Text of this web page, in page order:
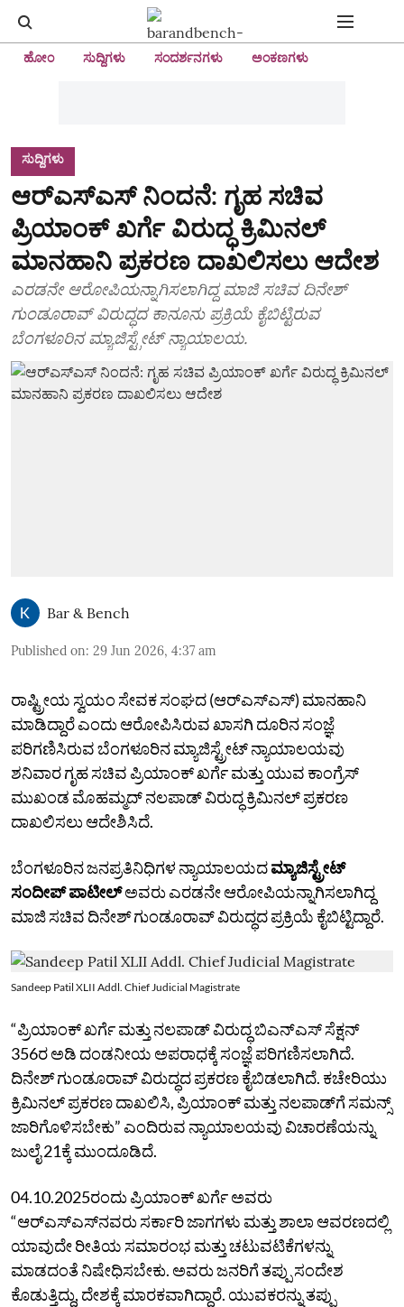
ಹೋಂ ಸುದ್ದಿಗಳು ಸಂದರ್ಶನಗಳು ಅಂಕಣಗಳು
ಸುದ್ದಿಗಳು
ಆರ್‌ಎಸ್‌ಎಸ್‌ ನಿಂದನೆ: ಗೃಹ ಸಚಿವ
ಪ್ರಿಯಾಂಕ್‌ ಖರ್ಗೆ ವಿರುದ್ಧ ಕ್ರಿಮಿನಲ್‌
ಮಾನಹಾನಿ ಪ್ರಕರಣ ದಾಖಲಿಸಲು ಆದೇಶ
ಎರಡನೇ ಆರೋಪಿಯನ್ನಾಗಿಸಲಾಗಿದ್ದ ಮಾಜಿ ಸಚಿವ ದಿನೇಶ್‌
ಗುಂಡೂರಾವ್‌ ವಿರುದ್ಧದ ಕಾನೂನು ಪ್ರಕ್ರಿಯೆ ಕೈಬಿಟ್ಟಿರುವ
ಬೆಂಗಳೂರಿನ ಮ್ಯಾಜಿಸ್ಟ್ರೇಟ್‌ ನ್ಯಾಯಾಲಯ.
Bar & Bench
Published on: 29 Jun 2026, 4:37 am
ರಾಷ್ಟ್ರೀಯ ಸ್ವಯಂ ಸೇವಕ ಸಂಘದ (ಆರ್‌ಎಸ್‌ಎಸ್‌) ಮಾನಹಾನಿ
ಮಾಡಿದ್ದಾರೆ ಎಂದು ಆರೋಪಿಸಿರುವ ಖಾಸಗಿ ದೂರಿನ ಸಂಜ್ಞೆ
ಪರಿಗಣಿಸಿರುವ ಬೆಂಗಳೂರಿನ ಮ್ಯಾಜಿಸ್ಟ್ರೇಟ್‌ ನ್ಯಾಯಾಲಯವು
ಶನಿವಾರ ಗೃಹ ಸಚಿವ ಪ್ರಿಯಾಂಕ್‌ ಖರ್ಗೆ ಮತ್ತು ಯುವ ಕಾಂಗ್ರೆಸ್‌
ಮುಖಂಡ ಮೊಹಮ್ಮದ್‌ ನಲಪಾಡ್‌ ವಿರುದ್ಧ ಕ್ರಿಮಿನಲ್‌ ಪ್ರಕರಣ
ದಾಖಲಿಸಲು ಆದೇಶಿಸಿದೆ.
ಬೆಂಗಳೂರಿನ ಜನಪ್ರತಿನಿಧಿಗಳ ನ್ಯಾಯಾಲಯದಮ್ಯಾಜಿಸ್ಟ್ರೇಟ್‌
ಸಂದೀಪ್‌ ಪಾಟೀಲ್‌ಅವರು ಎರಡನೇ ಆರೋಪಿಯನ್ನಾಗಿಸಲಾಗಿದ್ದ
ಮಾಜಿ ಸಚಿವ ದಿನೇಶ್‌ ಗುಂಡೂರಾವ್‌ ವಿರುದ್ಧದ ಪ್ರಕ್ರಿಯೆ ಕೈಬಿಟ್ಟಿದ್ದಾರೆ.
Sandeep Patil XLII Addl. Chief Judicial Magistrate
“ಪ್ರಿಯಾಂಕ್‌ ಖರ್ಗೆ ಮತ್ತು ನಲಪಾಡ್‌ ವಿರುದ್ಧ ಬಿಎನ್‌ಎಸ್‌ ಸೆಕ್ಷನ್‌
356ರ ಅಡಿ ದಂಡನೀಯ ಅಪರಾಧಕ್ಕೆ ಸಂಜ್ಞೆ ಪರಿಗಣಿಸಲಾಗಿದೆ.
ದಿನೇಶ್‌ ಗುಂಡೂರಾವ್‌ ವಿರುದ್ಧದ ಪ್ರಕರಣ ಕೈಬಿಡಲಾಗಿದೆ. ಕಚೇರಿಯು
ಕ್ರಿಮಿನಲ್‌ ಪ್ರಕರಣ ದಾಖಲಿಸಿ, ಪ್ರಿಯಾಂಕ್‌ ಮತ್ತು ನಲಪಾಡ್‌ಗೆ ಸಮನ್ಸ್‌
ಜಾರಿಗೊಳಿಸಬೇಕು” ಎಂದಿರುವ ನ್ಯಾಯಾಲಯವು ವಿಚಾರಣೆಯನ್ನು
ಜುಲೈ 21ಕ್ಕೆ ಮುಂದೂಡಿದೆ.
04.10.2025ರಂದು ಪ್ರಿಯಾಂಕ್‌ ಖರ್ಗೆ ಅವರು
“ಆರ್‌ಎಸ್‌ಎಸ್‌ನವರು ಸರ್ಕಾರಿ ಜಾಗಗಳು ಮತ್ತು ಶಾಲಾ ಆವರಣದಲ್ಲಿ
ಯಾವುದೇ ರೀತಿಯ ಸಮಾರಂಭ ಮತ್ತು ಚಟುವಟಿಕೆಗಳನ್ನು
ಮಾಡದಂತೆ ನಿಷೇಧಿಸಬೇಕು. ಅವರು ಜನರಿಗೆ ತಪ್ಪು ಸಂದೇಶ
ಕೊಡುತ್ತಿದ್ದು, ದೇಶಕ್ಕೆ ಮಾರಕವಾಗಿದ್ದಾರೆ. ಯುವಕರನ್ನು ತಪ್ಪು